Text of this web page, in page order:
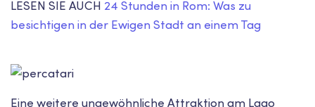
LESEN SIE AUCH 24 Stunden in Rom: Was zu
besichtigen in der Ewigen Stadt an einem Tag
Eine weitere ungewöhnliche Attraktion am Lago